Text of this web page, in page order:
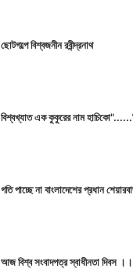
ছোটগল্পে বিশ্বজনীন রবীন্দ্রনাথ
বিশ্বখ্যাত এক কুকুরের নাম
গতি পাচ্ছে না বাংলাদেশের প্রধান
আজ বিশ্ব সংবাদপত্র স্বাধীনতা দিবস